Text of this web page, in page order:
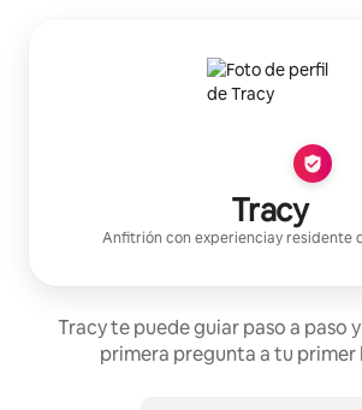
Tracy
Anfitrión con experienciay residente
Tracy te puede guiar paso a paso
primera pregunta a tu primer